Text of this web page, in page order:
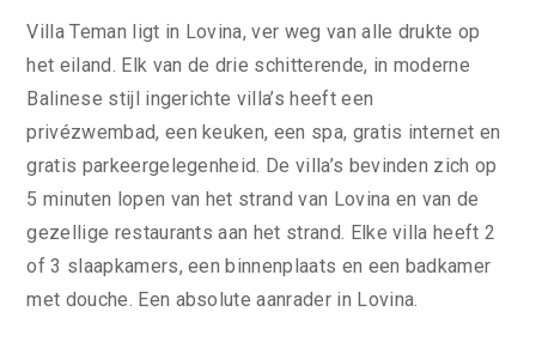
Villa Teman ligt in Lovina, ver weg van alle drukte op
het eiland. Elk van de drie schitterende, in moderne
Balinese stijl ingerichte villa’s heeft een
privézwembad, een keuken, een spa, gratis internet en
gratis parkeergelegenheid. De villa’s bevinden zich op
5 minuten lopen van het strand van Lovina en van de
gezellige restaurants aan het strand. Elke villa heeft 2
of 3 slaapkamers, een binnenplaats en een badkamer
met douche. Een absolute aanrader in Lovina.